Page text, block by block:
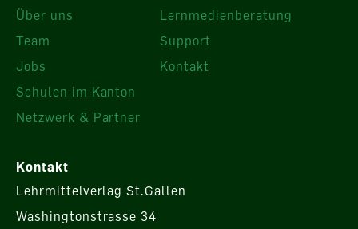
Über uns
Team
Jobs
Schulen im Kanton
Netzwerk & Partner
Lernmedienberatung
Support
Kontakt
Kontakt
Lehrmittelverlag St.Gallen
Washingtonstrasse 34